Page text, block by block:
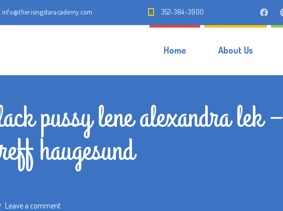
info@therisingstaracademy.com 352-384-3900
Home About Us
pussy lene alexandra lek
haugesund
Leave a comment